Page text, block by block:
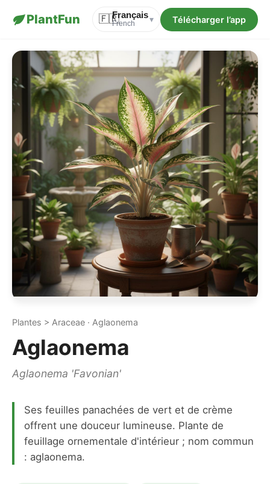
PlantFun 🇫🇷Français
French ▾ Télécharger l’app
Plantes > Araceae · Aglaonema
Aglaonema
Aglaonema 'Favonian'
Ses feuilles panachées de vert et de crème
offrent une douceur lumineuse. Plante de
feuillage ornementale d'intérieur ; nom commun
: aglaonema.